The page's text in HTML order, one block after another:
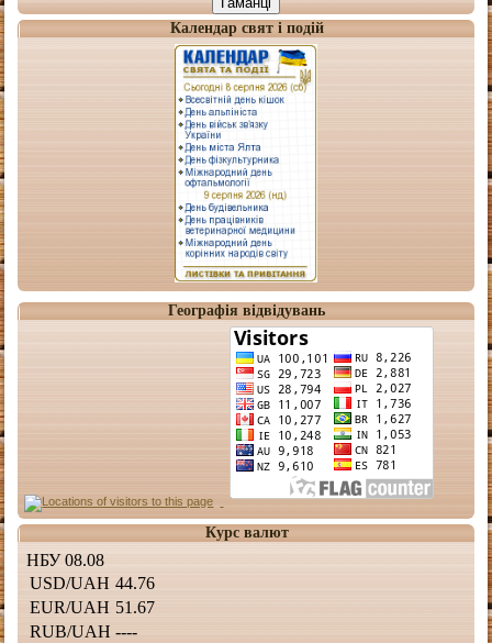
Календар свят і подій
Географія відвідувань
Курс валют